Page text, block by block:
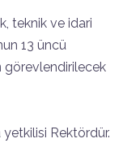
teknik ve idari
13 üncü
görevlendirilecek
Rektördür.